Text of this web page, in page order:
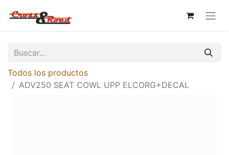
Todos los productos
ADV250 SEAT COWL UPP ELCORG+DECAL